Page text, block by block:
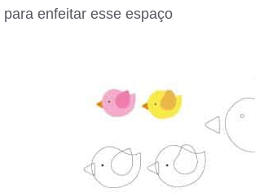
para enfeitar esse espaço